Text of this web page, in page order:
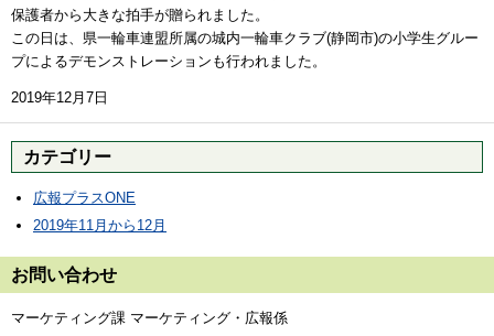
保護者から大きな拍手が贈られました。
この日は、県一輪車連盟所属の城内一輪車クラブ(静岡市)の小学生グルー
プによるデモンストレーションも行われました。
2019年12月7日
カテゴリー
広報プラスONE
2019年11月から12月
お問い合わせ
マーケティング課 マーケティング・広報係